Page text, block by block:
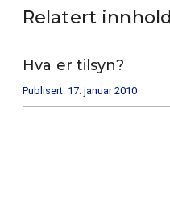
Relatert innhold
Hva er tilsyn?
Publisert: 17. januar 2010